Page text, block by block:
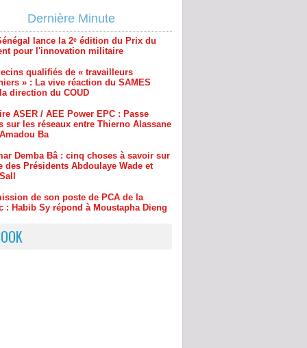
Dernière Minute
qualifiés de « travailleurs
» : La vive réaction du SAMES
direction du COUD
ASER / AEE Power EPC : Passe
sur les réseaux entre Thierno Alassane
Ba
Demba Bâ : cinq choses à savoir sur
des Présidents Abdoulaye Wade et
de son poste de PCA de la
: Habib Sy répond à Moustapha Dieng
Diomaye Faye a recruté Bara Gaye